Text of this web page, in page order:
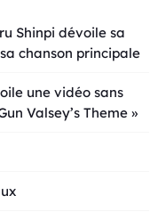
Shinpi dévoile sa
chanson principale
une vidéo sans
Valsey’s Theme »